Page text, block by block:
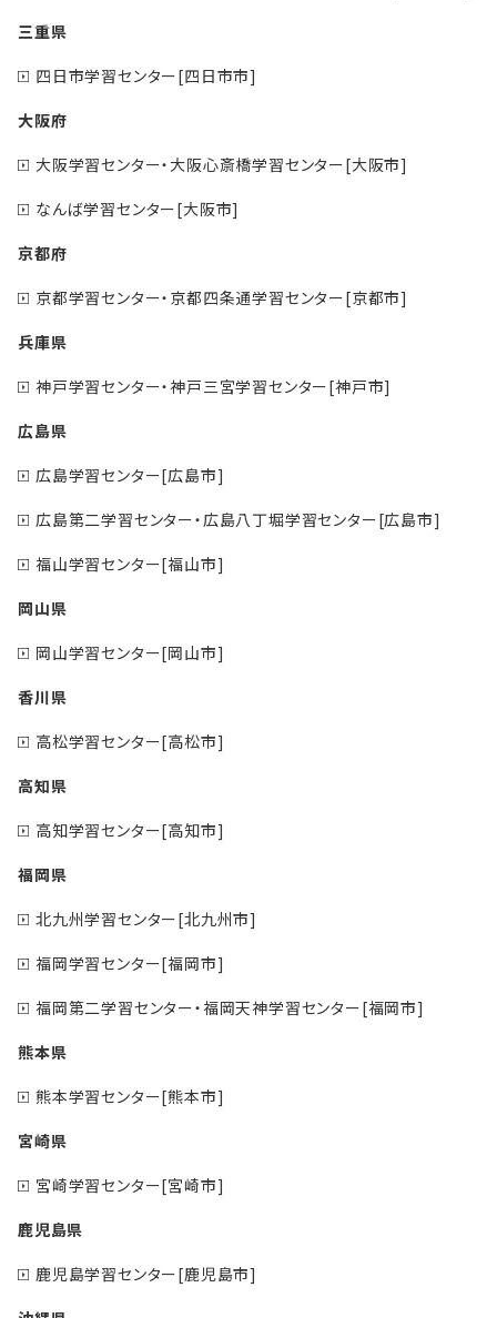
三重県
四日市学習センター[四日市市]
大阪府
大阪学習センター・大阪心斎橋学習センター[大阪市]
なんば学習センター[大阪市]
京都府
京都学習センター・京都四条通学習センター[京都市]
兵庫県
神戸学習センター・神戸三宮学習センター[神戸市]
広島県
広島学習センター[広島市]
広島第二学習センター・広島八丁堀学習センター[広島市]
福山学習センター[福山市]
岡山県
岡山学習センター[岡山市]
香川県
高松学習センター[高松市]
高知県
高知学習センター[高知市]
福岡県
北九州学習センター[北九州市]
福岡学習センター[福岡市]
福岡第二学習センター・福岡天神学習センター[福岡市]
熊本県
熊本学習センター[熊本市]
宮崎県
宮崎学習センター[宮崎市]
鹿児島県
鹿児島学習センター[鹿児島市]